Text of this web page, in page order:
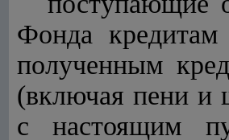
Фонда
полученным
(включая пени и
с настоящим